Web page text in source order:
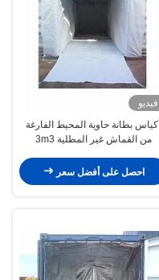
فيديو
أكياس بطانة حاوية المحيط الفارغة
من القماش غير المطلية 3m3
احصل على أفضل سعر